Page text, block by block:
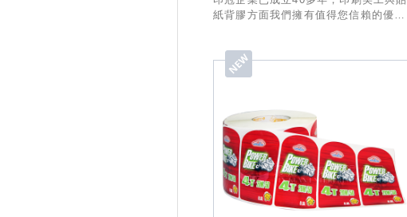
紙背膠方面我們擁有值得您信賴的優秀
務，希望有幸能和貴公司合作!